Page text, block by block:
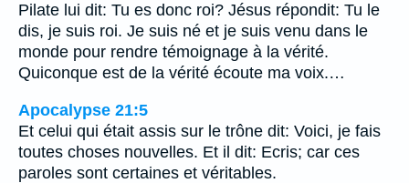
Pilate lui dit: Tu es donc roi? Jésus répondit: Tu le
dis, je suis roi. Je suis né et je suis venu dans le
monde pour rendre témoignage à la vérité.
Quiconque est de la vérité écoute ma voix.…
Apocalypse 21:5
Et celui qui était assis sur le trône dit: Voici, je fais
toutes choses nouvelles. Et il dit: Ecris; car ces
paroles sont certaines et véritables.